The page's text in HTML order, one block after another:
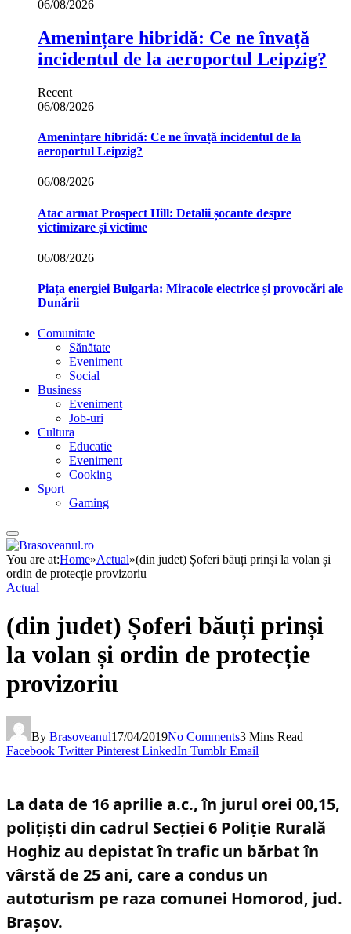
06/08/2026
Amenințare hibridă: Ce ne învață
incidentul de la aeroportul Leipzig?
Recent
06/08/2026
Amenințare hibridă: Ce ne învață incidentul de la
aeroportul Leipzig?
06/08/2026
Atac armat Prospect Hill: Detalii șocante despre
victimizare și victime
06/08/2026
Piața energiei Bulgaria: Miracole electrice și provocări ale
Dunării
Comunitate
Sănătate
Eveniment
Social
Business
Eveniment
Job-uri
Cultura
Educatie
Eveniment
Cooking
Sport
Gaming
You are at:Home»Actual»(din judet) Șoferi băuți prinși la volan și
ordin de protecție provizoriu
Actual
(din judet) Șoferi băuți prinși
la volan și ordin de protecție
provizoriu
By Brasoveanul17/04/2019No Comments3 Mins Read
Facebook Twitter Pinterest LinkedIn Tumblr Email
La data de 16 aprilie a.c., în jurul orei 00,15,
polițiști din cadrul Secției 6 Poliție Rurală
Hoghiz au depistat în trafic un bărbat în
vârstă de 25 ani, care a condus un
autoturism pe raza comunei Homorod, jud.
Brașov.